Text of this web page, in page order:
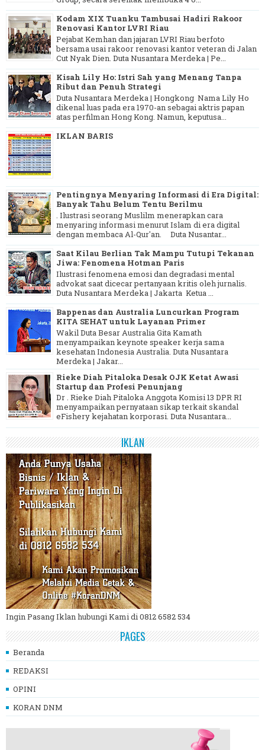
Kodam XIX Tuanku Tambusai Hadiri Rakoor
Renovasi Kantor LVRI Riau
Pejabat Kemhan dan jajaran LVRI Riau berfoto
bersama usai rakoor renovasi kantor veteran di Jalan
Cut Nyak Dien. Duta Nusantara Merdeka | Pe...
Kisah Lily Ho: Istri Sah yang Menang Tanpa
Ribut dan Penuh Strategi
Duta Nusantara Merdeka | Hongkong Nama Lily Ho
dikenal luas pada era 1970-an sebagai aktris papan
atas perfilman Hong Kong. Namun, keputusa...
IKLAN BARIS
Pentingnya Menyaring Informasi di Era Digital:
Banyak Tahu Belum Tentu Berilmu
. Ilustrasi seorang Muslilm menerapkan cara
menyaring informasi menurut Islam di era digital
dengan membaca Al-Qur'an. Duta Nusantar...
Saat Kilau Berlian Tak Mampu Tutupi Tekanan
Jiwa: Fenomena Hotman Paris
Ilustrasi fenomena emosi dan degradasi mental
advokat saat dicecar pertanyaan kritis oleh jurnalis.
Duta Nusantara Merdeka | Jakarta Ketua ...
Bappenas dan Australia Luncurkan Program
KITA SEHAT untuk Layanan Primer
Wakil Duta Besar Australia Gita Kamath
menyampaikan keynote speaker kerja sama
kesehatan Indonesia Australia. Duta Nusantara
Merdeka | Jakar...
Rieke Diah Pitaloka Desak OJK Ketat Awasi
Startup dan Profesi Penunjang
Dr . Rieke Diah Pitaloka Anggota Komisi 13 DPR RI
menyampaikan pernyataan sikap terkait skandal
eFishery kejahatan korporasi. Duta Nusantara...
IKLAN
Ingin Pasang Iklan hubungi Kami di 0812 6582 534
PAGES
Beranda
REDAKSI
OPINI
KORAN DNM